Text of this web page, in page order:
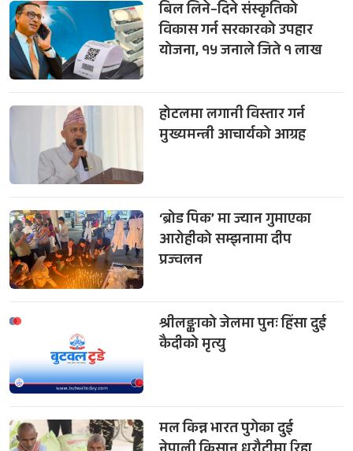
बिल लिने–दिने संस्कृतिको
विकास गर्न सरकारको उपहार
योजना, १५ जनाले जिते १ लाख
होटलमा लगानी विस्तार गर्न
मुख्यमन्त्री आचार्यको आग्रह
‘ब्रोड पिक’ मा ज्यान गुमाएका
आरोहीको सम्झनामा दीप
प्रज्वलन
श्रीलङ्काको जेलमा पुनः हिंसा दुई
कैदीको मृत्यु
मल किन्न भारत पुगेका दुई